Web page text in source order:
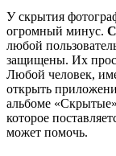
У скрытия
огромный минус.
любой
защищены. Их
Любой человек,
открыть
альбоме
которое
может помочь.